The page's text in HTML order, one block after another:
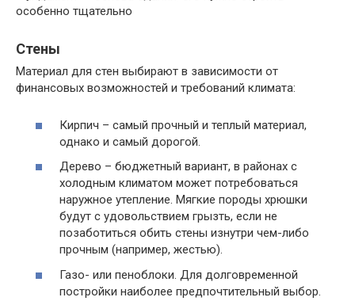
особенно тщательно
Стены
Материал для стен выбирают в зависимости от
финансовых возможностей и требований климата:
Кирпич – самый прочный и теплый материал,
однако и самый дорогой.
Дерево – бюджетный вариант, в районах с
холодным климатом может потребоваться
наружное утепление. Мягкие породы хрюшки
будут с удовольствием грызть, если не
позаботиться обить стены изнутри чем-либо
прочным (например, жестью).
Газо- или пеноблоки. Для долговременной
постройки наиболее предпочтительный выбор.